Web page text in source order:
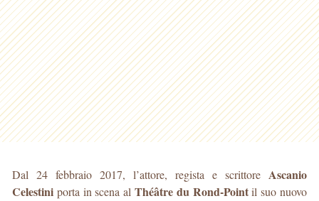
Dal 24 febbraio 2017, l’attore, regista e scrittore Ascanio
Celestini porta in scena al Théâtre du Rond-Pointil suo nuovo